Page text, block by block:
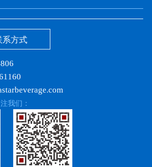
系方式
我们：